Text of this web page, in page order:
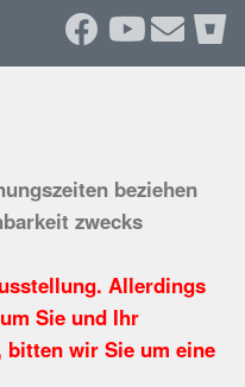
beziehen
zwecks
Allerdings
Sie und Ihr
bitten wir Sie um eine